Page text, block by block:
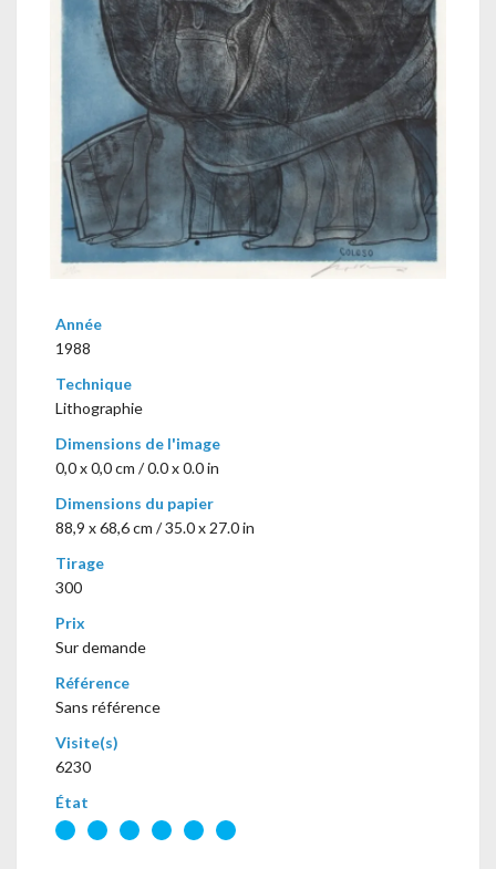
Année
1988
Technique
Lithographie
Dimensions de l'image
0,0 x 0,0 cm / 0.0 x 0.0 in
Dimensions du papier
88,9 x 68,6 cm / 35.0 x 27.0 in
Tirage
300
Prix
Sur demande
Référence
Sans référence
Visite(s)
6230
État